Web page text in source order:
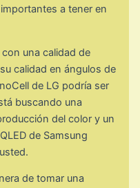
a tener en
una calidad de
calidad en ángulos de
de LG podría ser
buscando una
del color y un
de Samsung
de tomar una